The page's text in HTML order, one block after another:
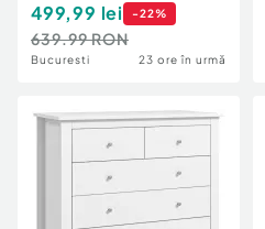
Cu Picioare Otel
Curbate
499,99 lei -22%
639.99 RON
Bucuresti 23 ore în urmă